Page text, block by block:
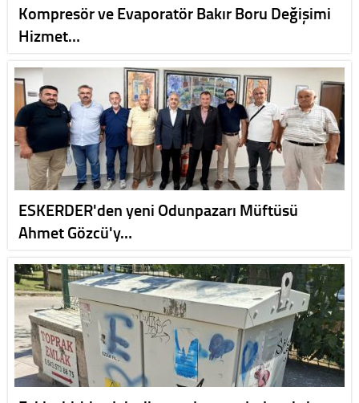
Kompresör ve Evaporatör Bakır Boru Değişimi
Hizmet…
ESKERDER'den yeni Odunpazarı Müftüsü
Ahmet Gözcü'y…